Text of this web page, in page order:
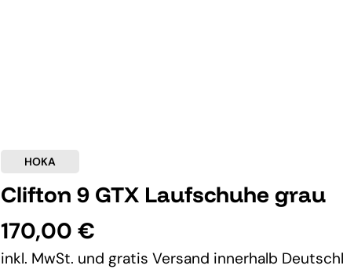
HOKA
Clifton 9 GTX Laufschuhe grau
170,00 €
inkl. MwSt. und gratis Versand innerhalb